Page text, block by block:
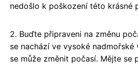
nedošlo k poškození této krásné
2. Buďte připraveni na změnu
se nachází ve vysoké
se může změnit počasí. Mějte se